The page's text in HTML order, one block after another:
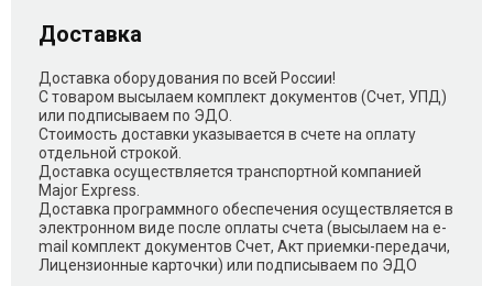
Доставка
Доставка оборудования по всей России!
С товаром высылаем комплект документов (Счет, УПД)
или подписываем по ЭДО.
Стоимость доставки указывается в счете на оплату
отдельной строкой.
Доставка осуществляется транспортной компанией
Major Express.
Доставка программного обеспечения осуществляется в
электронном виде после оплаты счета (высылаем на e-
mail комплект документов Счет, Акт приемки-передачи,
Лицензионные карточки) или подписываем по ЭДО